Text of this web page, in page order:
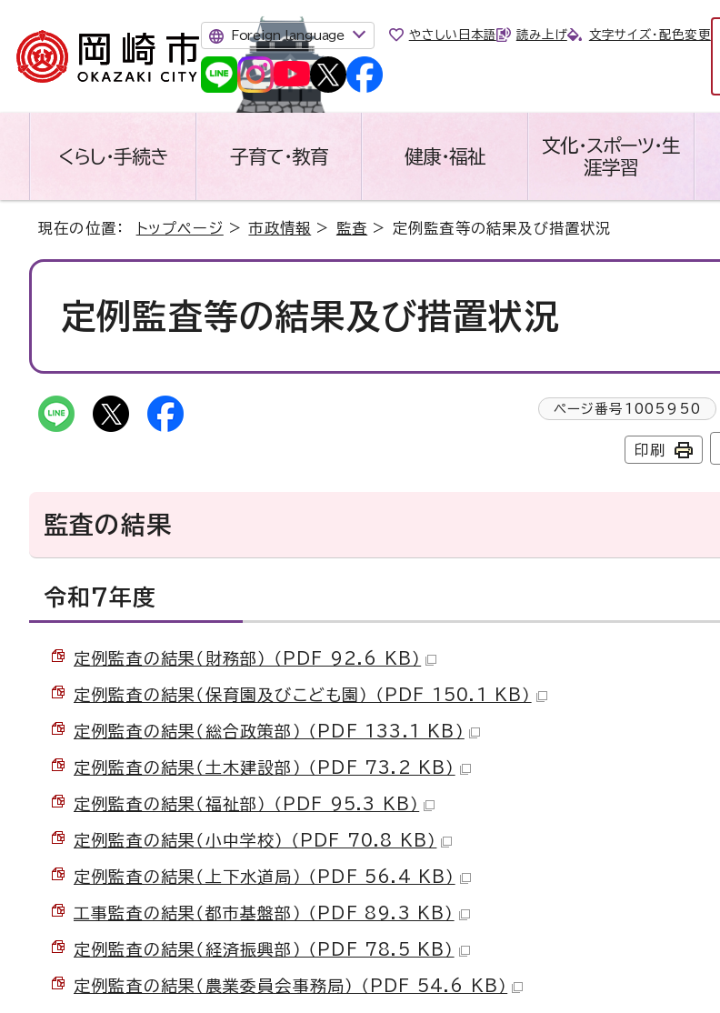
Foreign language やさしい日本語 読み上げ 文字サイズ・配色変更
くらし・手続き 子育て・教育 健康・福祉
文化・スポーツ・生
涯学習
現在の位置： トップページ >市政情報 > 監査 > 定例監査等の結果及び措置状況
定例監査等の結果及び措置状況
ページ番号 1005950
印刷
監査の結果
令和7年度
定例監査の結果（財務部） （PDF 92.6 KB）
定例監査の結果（保育園及びこども園） （PDF 150.1 KB）
定例監査の結果（総合政策部） （PDF 133.1 KB）
定例監査の結果（土木建設部） （PDF 73.2 KB）
定例監査の結果（福祉部） （PDF 95.3 KB）
定例監査の結果（小中学校） （PDF 70.8 KB）
定例監査の結果（上下水道局） （PDF 56.4 KB）
工事監査の結果（都市基盤部） （PDF 89.3 KB）
定例監査の結果（経済振興部） （PDF 78.5 KB）
定例監査の結果（農業委員会事務局） （PDF 54.6 KB）